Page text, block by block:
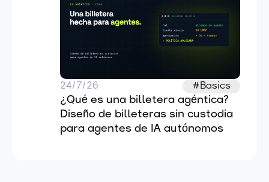
24/7/26 #Basics
¿Qué es una billetera agéntica?
Diseño de billeteras sin custodia
para agentes de IA autónomos